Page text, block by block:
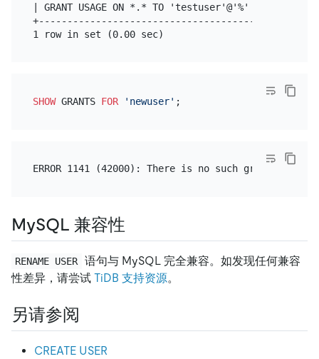
| GRANT USAGE ON *.* TO 'testuser'@'%' |
+--------------------------------------+
SHOW GRANTS FOR 'newuser'
MySQL 兼容性
RENAME USER
语句与 MySQL 完全兼容。如发现任何兼容
性差异，请尝试 TiDB 支持资源。
另请参阅
CREATE USER